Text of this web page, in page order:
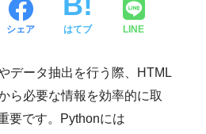
シェア はてブ LINE
データ抽出を行う際、HTML
ら必要な情報を効率的に取
要です。Pythonには